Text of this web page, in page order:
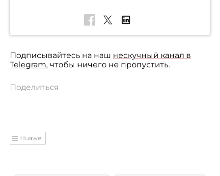
Подписывайтесь на наш нескучный канал в
Telegram, чтобы ничего не пропустить.
Поделиться
Huawei